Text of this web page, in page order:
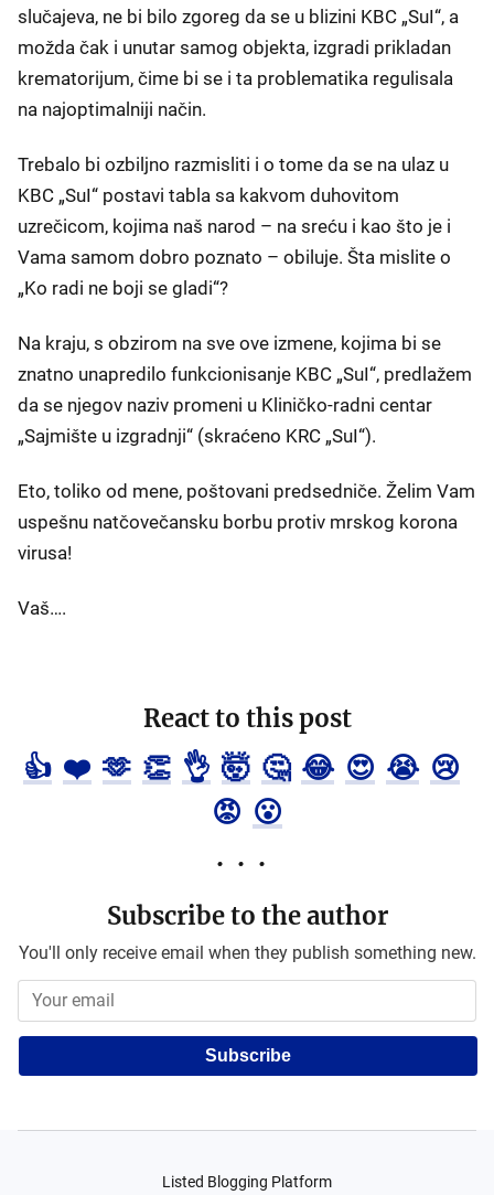
slučajeva, ne bi bilo zgoreg da se u blizini KBC „SuI“, a
možda čak i unutar samog objekta, izgradi prikladan
krematorijum, čime bi se i ta problematika regulisala
na najoptimalniji način.
Trebalo bi ozbiljno razmisliti i o tome da se na ulaz u
KBC „SuI“ postavi tabla sa kakvom duhovitom
uzrečicom, kojima naš narod – na sreću i kao što je i
Vama samom dobro poznato – obiluje. Šta mislite o
„Ko radi ne boji se gladi“?
Na kraju, s obzirom na sve ove izmene, kojima bi se
znatno unapredilo funkcionisanje KBC „SuI“, predlažem
da se njegov naziv promeni u Kliničko-radni centar
„Sajmište u izgradnji“ (skraćeno KRC „SuI“).
Eto, toliko od mene, poštovani predsedniče. Želim Vam
uspešnu natčovečansku borbu protiv mrskog korona
virusa!
Vaš….
React to this post
👍 ❤️ 🫶 👏 👌 🤯 🤔 😂 😍 😭 😢
😡 😮
Subscribe to the author
You'll only receive email when they publish something new.
Subscribe
Listed Blogging Platform